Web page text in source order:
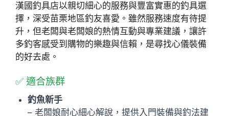
漢國釣具店以親切細心的服務與豐富實惠的釣具選
擇，深受苗栗地區釣友喜愛。雖然服務速度有待提
升，但老闆與老闆娘的熱情互動與專業建議，讓許
多釣客感受到購物的樂趣與信賴，是尋找心儀裝備
的好去處。
✅ 適合族群
釣魚新手
– 老闆娘耐心細心解說，提供入門裝備與釣法建